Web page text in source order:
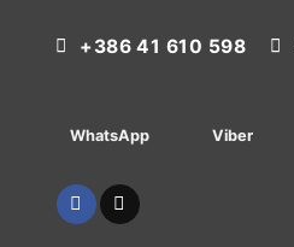
+386 41 610 598
WhatsApp Viber